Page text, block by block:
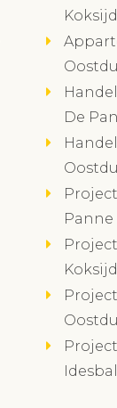
De
Panne